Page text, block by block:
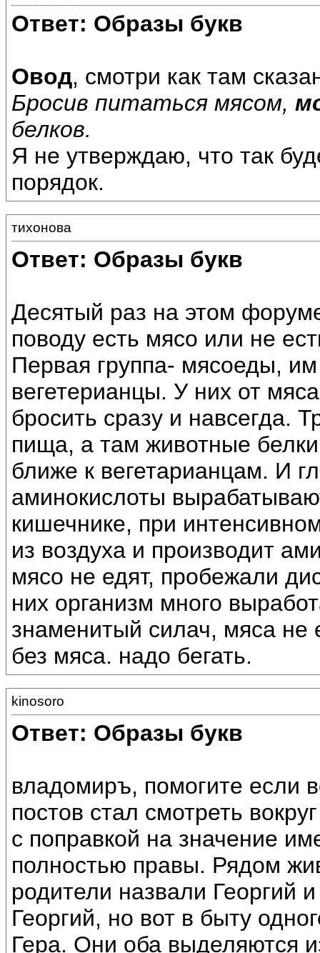
Ответ: Образы букв
Овод, смотри как там
Бросив питаться мясом,
белков.
Я не утверждаю, что так
порядок.
тихонова
Ответ: Образы букв
Десятый раз на этом
поводу есть мясо или не
Первая группа- мясоеды,
вегетерианцы. У них от
бросить сразу и навсегда.
пища, а там животные
ближе к вегетарианцам. И
аминокислоты
кишечнике, при
из воздуха и производит
мясо не едят, пробежали
них организм много
знаменитый силач, мяса не
без мяса. надо бегать.
kinosoro
Ответ: Образы букв
владомиръ, помогите если
постов стал смотреть
с поправкой на значение
полностью правы. Рядом
родители назвали Георгий
Георгий, но вот в быту
Гера. Они оба выделяются